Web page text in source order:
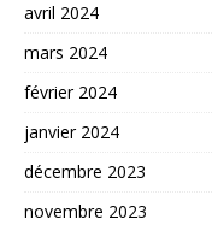
avril 2024
mars 2024
février 2024
janvier 2024
décembre 2023
novembre 2023